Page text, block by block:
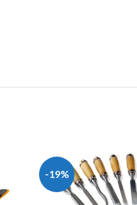
-19%